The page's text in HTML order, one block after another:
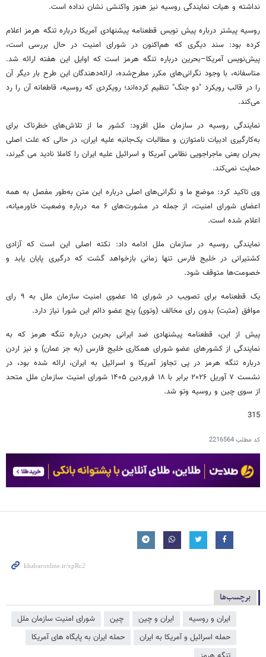
نداشته و هیات نمایندگی روسیه نیز هنوز واکنشی نشان نداده است.
روسیه پیشتر درباره پیش نویس قطعنامه پیشنهادی آمریکا درباره تنگه هرمز اعلام
کرده بود: سند دیگری که هم‌اکنون در شورای امنیت در حال بررسی است،
پیش‌نویس آمریکا–بحرین درباره تنگه هرمز است که اوایل این هفته ارائه شد.
متاسفانه، با وجود نگرانی‌های مکرر مطرح‌شده، ارائه‌دهندگان این طرح بار دیگر آن
را در قالب رویکرد "دو جنگ" تنظیم کرده‌اند؛ رویکردی که روسیه، قاطعانه آن را رد
می‌کند.
نمایندگی روسیه در سازمان ملل افزود: کشور ما از تلاش‌های خطرناک برای
به‌کارگیری ادبیات نامتوازن و مطالبات یک‌جانبه علیه ایران، در حالی که علت اصلی
بحران یعنی ماجراجویی نظامی آمریکا و اسرائیل علیه ایران را کاملا نادید می گیرند،
حمایت نمی‌کند.
وی تاکید کرد: موضع ما و نگرانی‌های اصلی درباره این متن به‌طور مفصل به همه
اعضای شورای امنیت، از جمله در مشورت‌های ۶ مه درباره وضعیت خاورمیانه،
اعلام شده است.
نمایندگی روسیه در سازمان ملل ادامه داد: نکته اصلی این است که آزادی
کشتیرانی در خلیج فارس تنها زمانی بازخواهد گشت که درگیری پایان یابد و
خصومت‌ها متوقف شود.
یک قطعنامه برای تصویب در شورای ۱۵ عضوی امنیت سازمان ملل به ۹ رای
موافق (مثبت) بدون رای مخالف (وتوی) پنج عضو دائم این شورا نیاز دارد.
پیش از این، قطعنامه پیشنهادی ضد ایرانی بحرین درباره تنگه هرمز که به
نمایندگی از کشورهای عضو شورای همکاری خلیج فارس (به جز عمان) و نیز اردن
درباره تنگه هرمز در پی تجاوز آمریکا و اسرائیل به ایران، ارائه شده بود، در
نشست ۷ آوریل ۲۰۲۶ برابر با ۱۸ فروردین ۱۴۰۵ شورای امنیت سازمان ملل متحد
از سوی چین و روسیه وتو شد.
315
کد مطلب2216564
برچسب‌ها
ایران و روسیه ایران و چین چین
شورای امنیت سازمان ملل
حمله اسرائیل و آمریکا به ایران
حمله ایران به پایگاه های آمریکا